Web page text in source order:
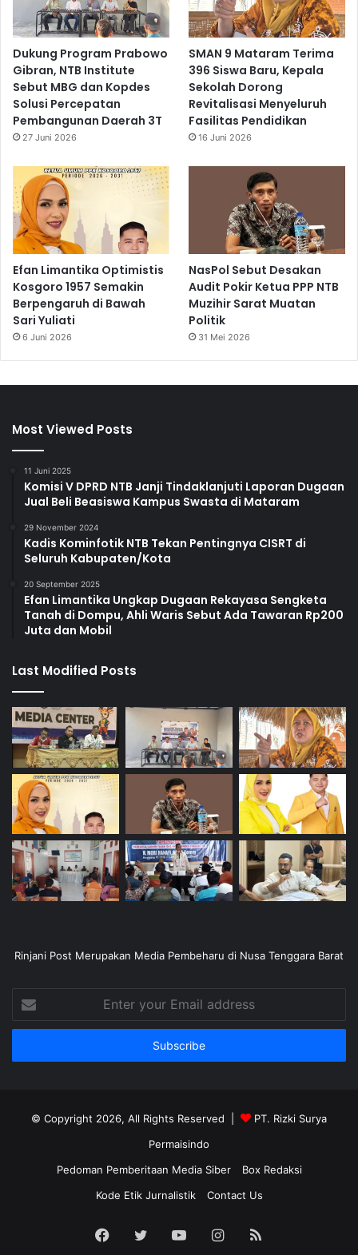
Dukung Program Prabowo
Gibran, NTB Institute
Sebut MBG dan Kopdes
Solusi Percepatan
Pembangunan Daerah 3T
27 Juni 2026
SMAN 9 Mataram Terima
396 Siswa Baru, Kepala
Sekolah Dorong
Revitalisasi Menyeluruh
Fasilitas Pendidikan
16 Juni 2026
Efan Limantika Optimistis
Kosgoro 1957 Semakin
Berpengaruh di Bawah
Sari Yuliati
6 Juni 2026
NasPol Sebut Desakan
Audit Pokir Ketua PPP NTB
Muzihir Sarat Muatan
Politik
31 Mei 2026
Most Viewed Posts
11 Juni 2025
Komisi V DPRD NTB Janji Tindaklanjuti Laporan Dugaan
Jual Beli Beasiswa Kampus Swasta di Mataram
29 November 2024
Kadis Kominfotik NTB Tekan Pentingnya CISRT di
Seluruh Kabupaten/Kota
20 September 2025
Efan Limantika Ungkap Dugaan Rekayasa Sengketa
Tanah di Dompu, Ahli Waris Sebut Ada Tawaran Rp200
Juta dan Mobil
Last Modified Posts
Rinjani Post Merupakan Media Pembeharu di Nusa Tenggara Barat
your
Email
© Copyright 2026, All Rights Reserved |
PT. Rizki Surya
Permaisindo
Pedoman Pemberitaan Media Siber
Box Redaksi
Kode Etik Jurnalistik
Contact Us
Facebook
Twitter YouTubeInstagram